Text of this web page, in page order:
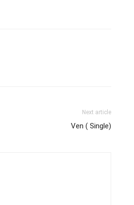
Next article
Ven ( Single)